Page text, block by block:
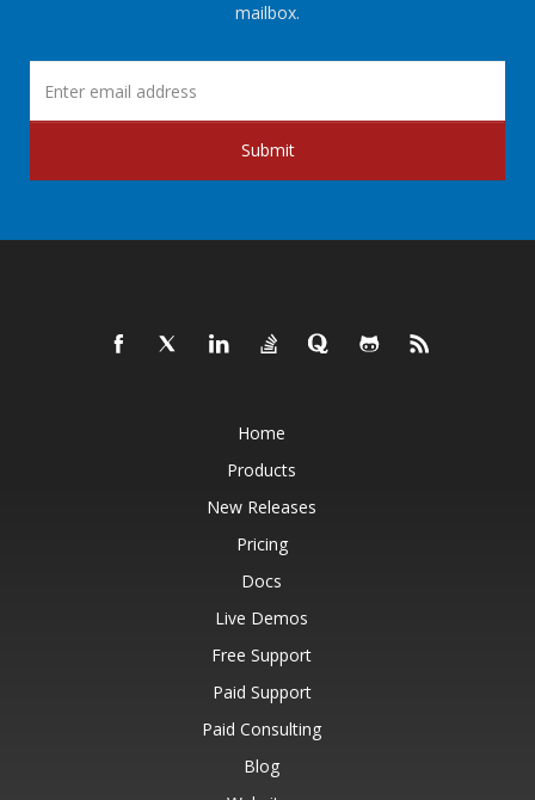
mailbox.
Submit
Home
Products
New Releases
Pricing
Docs
Live Demos
Free Support
Paid Support
Paid Consulting
Blog